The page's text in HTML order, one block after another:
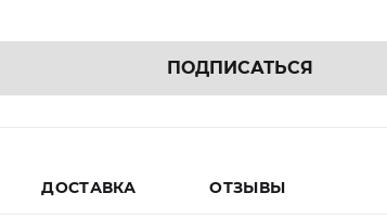
ПОДПИСАТЬСЯ
ДОСТАВКА ОТЗЫВЫ